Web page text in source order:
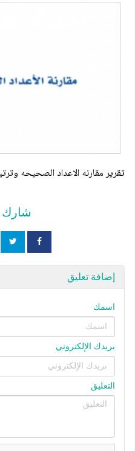
تقرير مقارنه الاعداد الصحيحه
شارك
إضافة تعليق
اسمك
بريدك الإلكتروني
التعليق